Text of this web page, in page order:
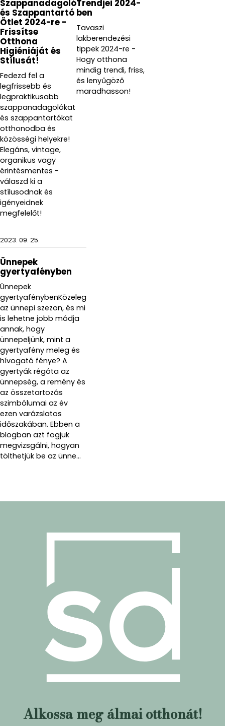
Szappanadagoló
és Szappantartó
Ötlet 2024-re -
Frissítse
Otthona
Higiéniáját és
Stílusát!
Fedezd fel a
legfrissebb és
legpraktikusabb
szappanadagolókat
és szappantartókat
otthonodba és
közösségi helyekre!
Elegáns, vintage,
organikus vagy
érintésmentes -
válaszd ki a
stílusodnak és
igényeidnek
megfelelőt!
Trendjei 2024-
ben
Tavaszi
lakberendezési
tippek 2024-re -
Hogy otthona
mindig trendi, friss,
és lenyűgöző
maradhasson!
2023. 09. 25.
Ünnepek
gyertyafényben
Ünnepek
gyertyafénybenKözeleg
az ünnepi szezon, és mi
is lehetne jobb módja
annak, hogy
ünnepeljünk, mint a
gyertyafény meleg és
hívogató fénye? A
gyertyák régóta az
ünnepség, a remény és
az összetartozás
szimbólumai az év
ezen varázslatos
időszakában. Ebben a
blogban azt fogjuk
megvizsgálni, hogyan
tölthetjük be az ünne...
Alkossa meg álmai otthonát!